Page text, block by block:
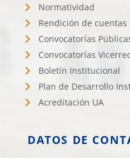
Normatividad
Rendición de cuentas
Convocatorías
Convocatorías
Boletín Institucional
Plan de Desarrollo
Acreditación UA
DATOS DE